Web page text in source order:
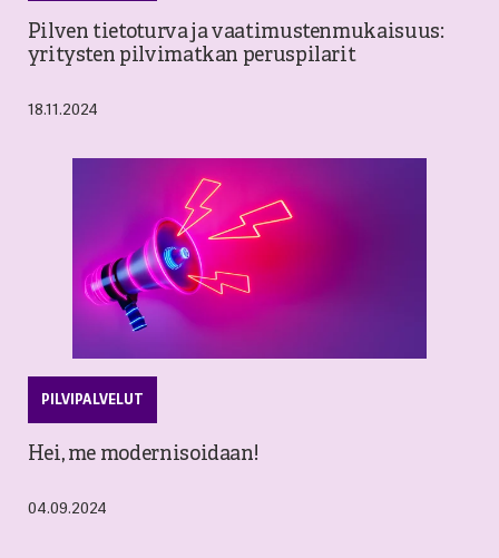
Pilven tietoturva ja vaatimustenmukaisuus:
yritysten pilvimatkan peruspilarit
18.11.2024
PILVIPALVELUT
Hei, me modernisoidaan!
04.09.2024